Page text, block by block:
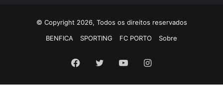
© Copyright 2026, Todos os direitos reservados
BENFICA
SPORTING FC PORTO Sobre
Facebook
TwitterYouTubeInstagram